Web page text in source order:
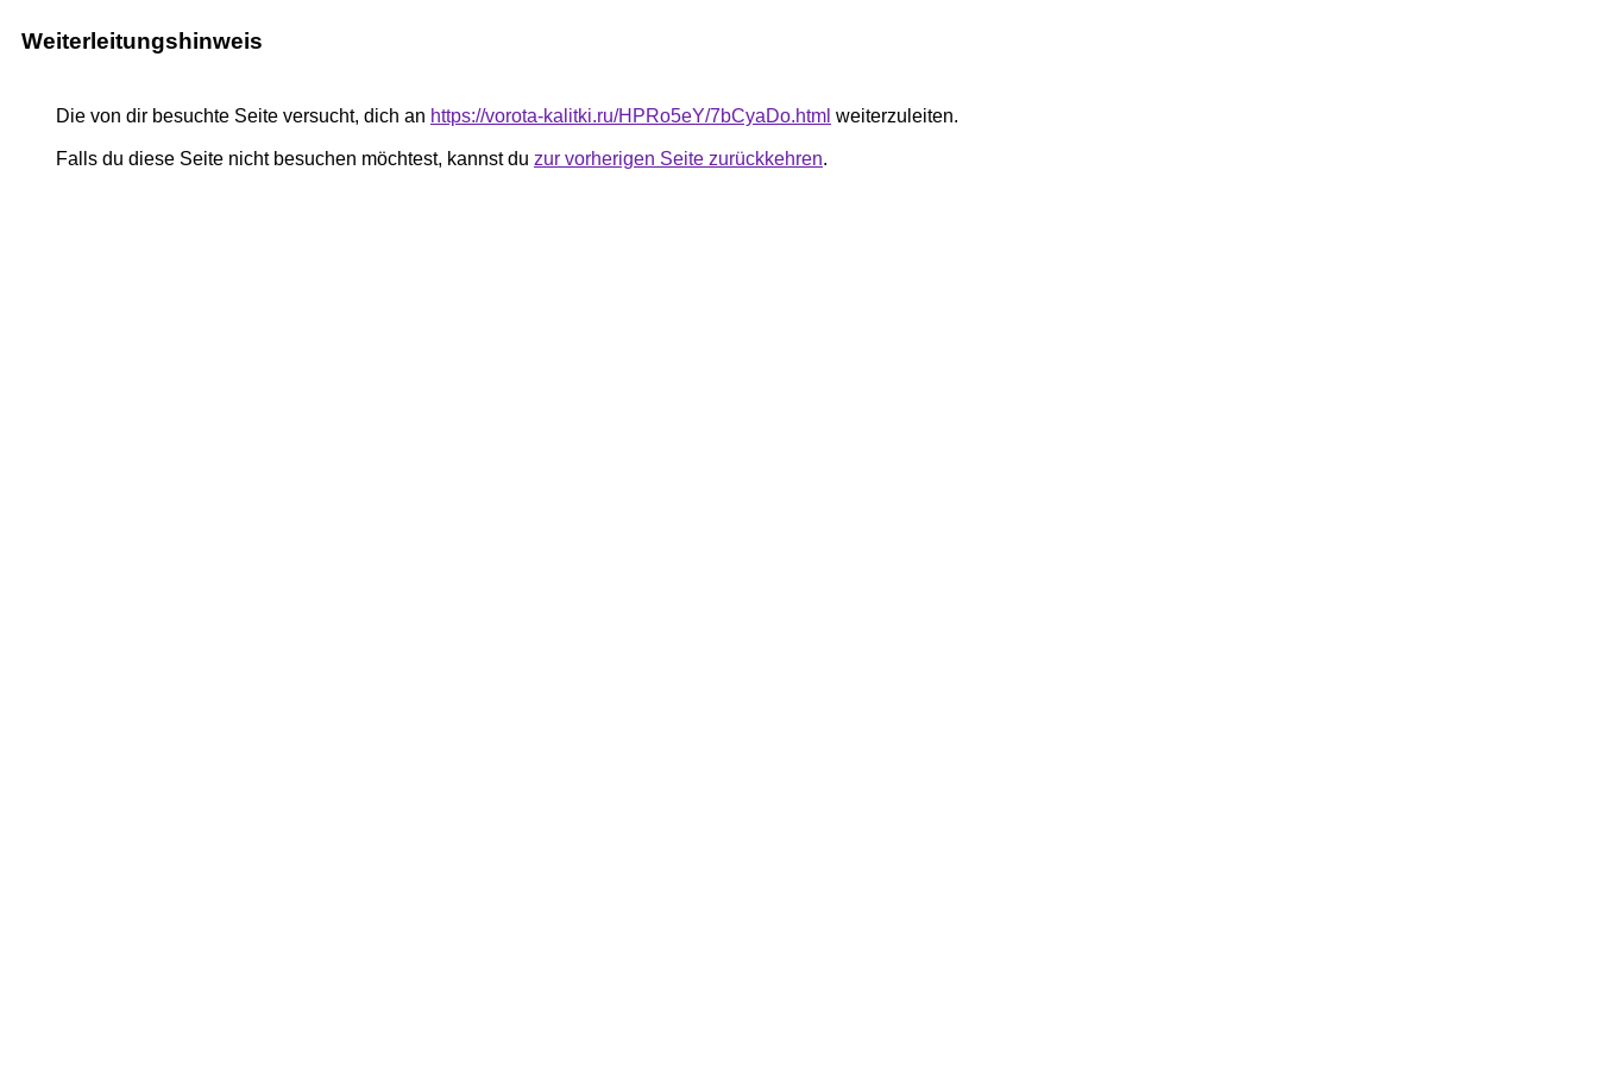
Weiterleitungshinweis
Die von dir besuchte Seite versucht, dich an https://vorota-kalitki.ru/HPRo5eY/7bCyaDo.html weiterzuleiten.
Falls du diese Seite nicht besuchen möchtest, kannst du zur vorherigen Seite zurückkehren.